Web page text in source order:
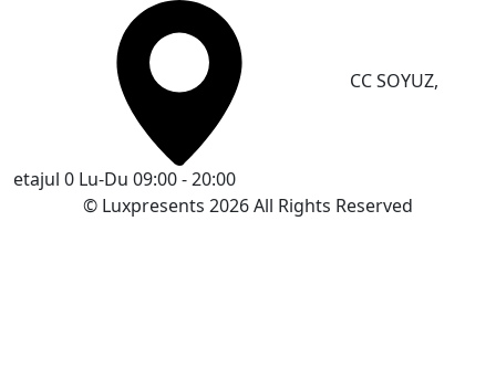
CC SOYUZ,
etajul 0 Lu-Du 09:00 - 20:00
© Luxpresents 2026 All Rights Reserved